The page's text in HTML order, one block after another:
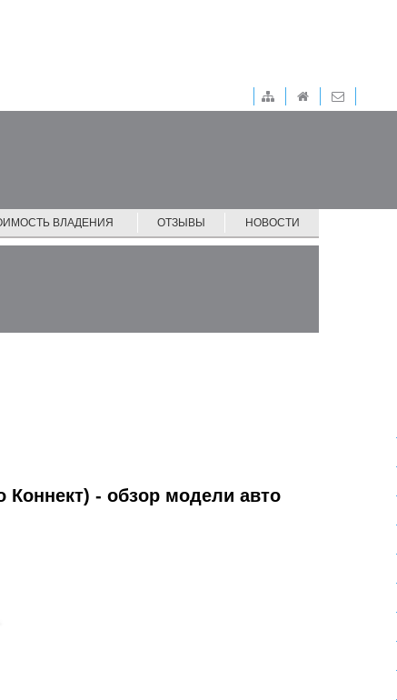
ВЛАДЕНИЯ ОТЗЫВЫ НОВОСТИ
- обзор модели авто